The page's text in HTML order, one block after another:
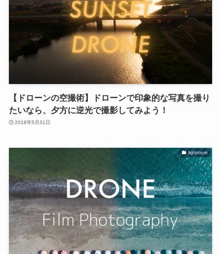
【ドローンの空撮術】ドローンで印象的な写真を撮り
たいなら、夕方に逆光で撮影してみよう！
2018年5月31日
lightroom